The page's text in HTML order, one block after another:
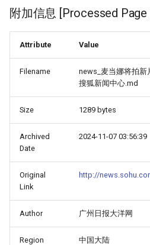
附加信息 [Processed Page
Attribute Value
Filename
news_麦当娜将拍
搜狐新闻中心.md
Size 1289 bytes
Archived
Date
2024-11-07 03:56:39
Original
Link
http://
Author 广州日报大洋网
Region 中国大陆